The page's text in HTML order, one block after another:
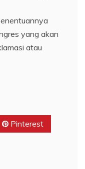
yang akan
atau
Pinterest